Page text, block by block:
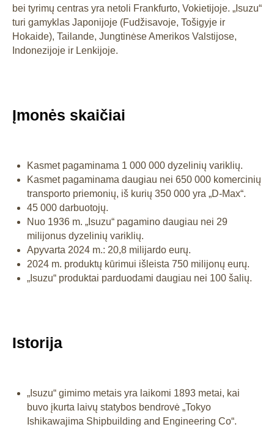
bei tyrimų centras yra netoli Frankfurto, Vokietijoje. „Isuzu“
turi gamyklas Japonijoje (Fudžisavoje, Tošigyje ir
Hokaide), Tailande, Jungtinėse Amerikos Valstijose,
Indonezijoje ir Lenkijoje.
Įmonės skaičiai
Kasmet pagaminama 1 000 000 dyzelinių variklių.
Kasmet pagaminama daugiau nei 650 000 komercinių
transporto priemonių, iš kurių 350 000 yra „D-Max“.
45 000 darbuotojų.
Nuo 1936 m. „Isuzu“ pagamino daugiau nei 29
milijonus dyzelinių variklių.
Apyvarta 2024 m.: 20,8 milijardo eurų.
2024 m. produktų kūrimui išleista 750 milijonų eurų.
„Isuzu“ produktai parduodami daugiau nei 100 šalių.
Istorija
„Isuzu“ gimimo metais yra laikomi 1893 metai, kai
buvo įkurta laivų statybos bendrovė „Tokyo
Ishikawajima Shipbuilding and Engineering Co“.